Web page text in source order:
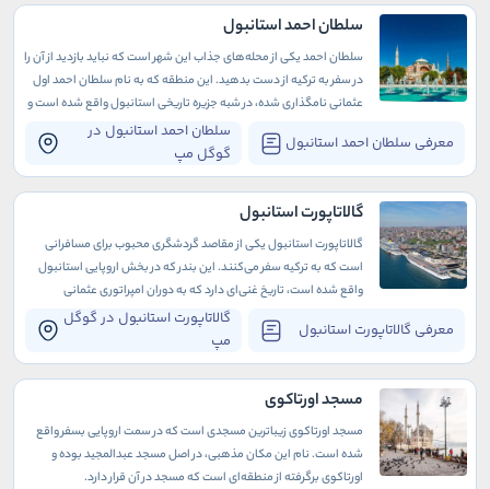
سلطان احمد استانبول
معرفی سلطان احمد استانبول
سلطان احمد استانبول در
گوگل مپ
سلطان احمد یکی از محله‌های جذاب این شهر است که نباید بازدید از آن را
در سفر به ترکیه از دست بدهید. این منطقه که به نام سلطان احمد اول
عثمانی نامگذاری شده، در شبه جزیره تاریخی استانبول واقع شده است و
تاریخ غنی و پرباری دارد که به دوران باستان برمی‌گردد
گالاتاپورت استانبول
معرفی گالاتاپورت استانبول
گالاتاپورت استانبول در گوگل
مپ
گالاتاپورت استانبول یکی از مقاصد گردشگری محبوب برای مسافرانی
است که به ترکیه سفر می‌کنند. این بندر که در بخش اروپایی استانبول
واقع شده است، تاریخ غنی‌ای دارد که به دوران امپراتوری عثمانی
مسجد اورتاکوی
مسجد اورتاکوی زیباترین مسجدی است که در سمت اروپایی بسفر واقع
شده است. نام این مکان مذهبی، در اصل مسجد عبدالمجید بوده و
اورتاکوی برگرفته از منطقه‌ای است که مسجد در آن قرار دارد.